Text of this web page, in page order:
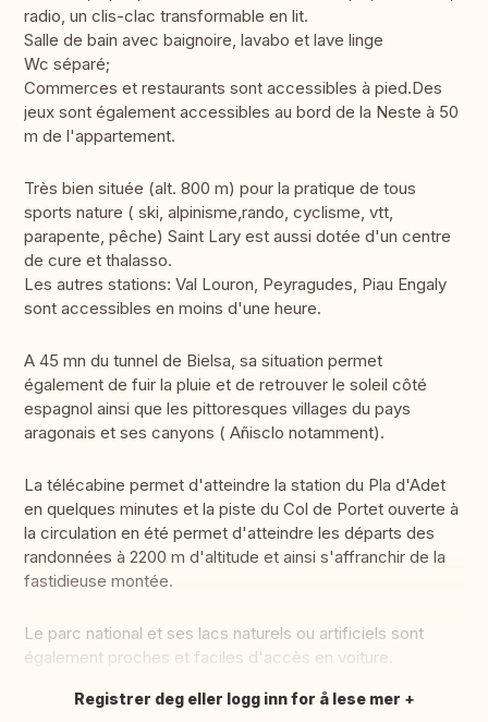
radio, un clis-clac transformable en lit.
Salle de bain avec baignoire, lavabo et lave linge
Wc séparé;
Commerces et restaurants sont accessibles à pied.Des
jeux sont également accessibles au bord de la Neste à 50
m de l'appartement.
Très bien située (alt. 800 m) pour la pratique de tous
sports nature ( ski, alpinisme,rando, cyclisme, vtt,
parapente, pêche) Saint Lary est aussi dotée d'un centre
de cure et thalasso.
Les autres stations: Val Louron, Peyragudes, Piau Engaly
sont accessibles en moins d'une heure.
A 45 mn du tunnel de Bielsa, sa situation permet
également de fuir la pluie et de retrouver le soleil côté
espagnol ainsi que les pittoresques villages du pays
aragonais et ses canyons ( Añisclo notamment).
La télécabine permet d'atteindre la station du Pla d'Adet
en quelques minutes et la piste du Col de Portet ouverte à
la circulation en été permet d'atteindre les départs des
randonnées à 2200 m d'altitude et ainsi s'affranchir de la
fastidieuse montée.
Le parc national et ses lacs naturels ou artificiels sont
également proches et faciles d'accès en voiture.
Oversett dette
Registrer deg eller logg inn for å lese mer